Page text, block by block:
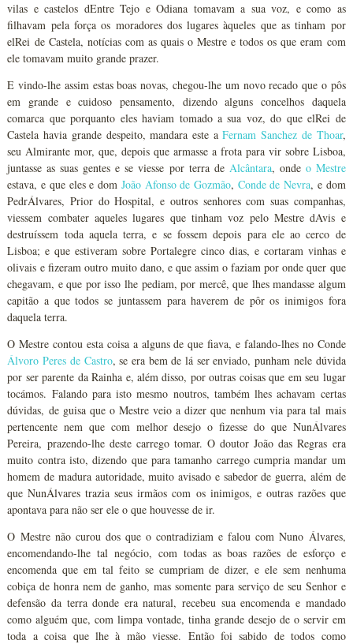
vilas e castelos dEntre Tejo e Odiana tomavam a sua voz, e como as
filhavam pela força os moradores dos lugares àqueles que as tinham por
elRei de Castela, notícias com as quais o Mestre e todos os que eram com
ele tomavam muito grande prazer.
E vindo-lhe assim estas boas novas, chegou-lhe um novo recado que o pôs
em grande e cuidoso pensamento, dizendo alguns concelhos daquela
comarca que porquanto eles haviam tomado a sua voz, do que elRei de
Castela havia grande despeito, mandara este aFernam Sanchez de Thoar,
seu Almirante mor, que, depois que armasse a frota para vir sobre Lisboa,
juntasse as suas gentes e se viesse por terra de Alcântara, onde o Mestre
estava, e que eles e dom João Afonso de Gozmão, Conde de Nevra, e dom
PedrÁlvares, Prior do Hospital, e outros senhores com suas companhas,
viessem combater aqueles lugares que tinham voz pelo Mestre dAvis e
destruíssem toda aquela terra, e se fossem depois para ele ao cerco de
Lisboa; e que estiveram sobre Portalegre cinco dias, e cortaram vinhas e
olivais e fizeram outro muito dano, e que assim o faziam por onde quer que
chegavam, e que por isso lhe pediam, por mercê, que lhes mandasse algum
capitão a que todos se juntassem para haverem de pôr os inimigos fora
daquela terra.
O Mestre contou esta coisa a alguns de que fiava, e falando-lhes no Conde
Álvoro Peres de Castro, se era bem de lá ser enviado, punham nele dúvida
por ser parente da Rainha e, além disso, por outras coisas que em seu lugar
tocámos. Falando para isto mesmo noutros, também lhes achavam certas
dúvidas, de guisa que o Mestre veio a dizer que nenhum via para tal mais
pertencente nem que com melhor desejo o fizesse do que NunÁlvares
Pereira, prazendo-lhe deste carrego tomar. O doutor João das Regras era
muito contra isto, dizendo que para tamanho carrego cumpria mandar um
homem de madura autoridade, muito avisado e sabedor de guerra, além de
que NunÁlvares trazia seus irmãos com os inimigos, e outras razões que
apontava para não ser ele o que houvesse de ir.
O Mestre não curou dos que o contradiziam e falou com Nuno Álvares,
encomendando-lhe tal negócio, com todas as boas razões de esforço e
encomenda que em tal feito se cumpriam de dizer, e ele sem nenhuma
cobiça de honra nem de ganho, mas somente para serviço de seu Senhor e
defensão da terra donde era natural, recebeu sua encomenda e mandado
como alguém que, com limpa vontade, tinha grande desejo de o servir em
toda a coisa que lhe à mão viesse. Então foi sabido de todos como